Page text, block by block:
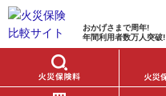
おかげさまで周年!
年間利用者数万人突破!